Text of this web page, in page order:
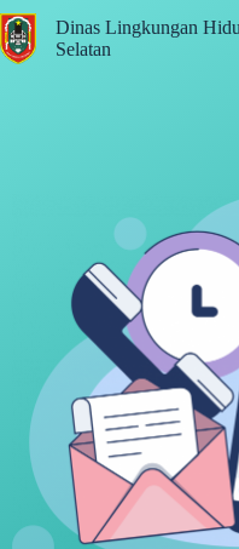
Dinas Lingkungan
Selatan